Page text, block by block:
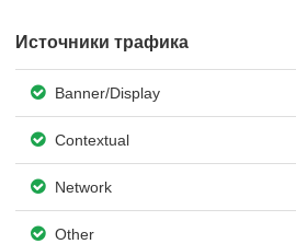
Источники трафика
Banner/Display
Contextual
Network
Other